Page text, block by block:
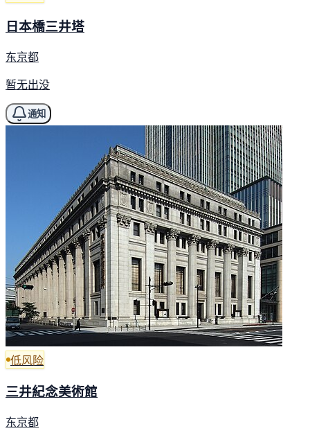
日本橋三井塔
东京都
暂无出没
通知
低风险
三井紀念美術館
东京都